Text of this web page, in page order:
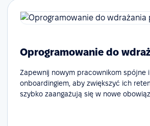
Oprogramowanie do
Zapewnij nowym pracownikom
onboardingiem, aby zwiększyć ich
szybko zaangażują się w nowe